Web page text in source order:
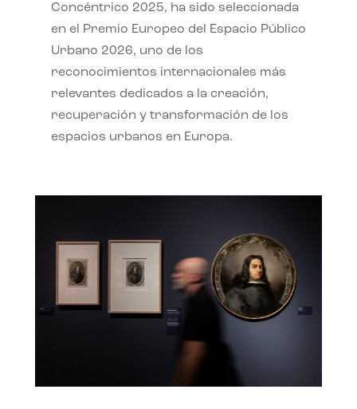
Concéntrico 2025, ha sido seleccionada
en el Premio Europeo del Espacio Público
Urbano 2026, uno de los
reconocimientos internacionales más
relevantes dedicados a la creación,
recuperación y transformación de los
espacios urbanos en Europa.